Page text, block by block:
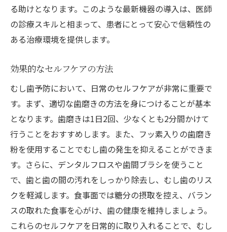
る助けとなります。このような最新機器の導入は、医師
の診療スキルと相まって、患者にとって安心で信頼性の
ある治療環境を提供します。
効果的なセルフケアの方法
むし歯予防において、日常のセルフケアが非常に重要で
す。まず、適切な歯磨きの方法を身につけることが基本
となります。歯磨きは1日2回、少なくとも2分間かけて
行うことをおすすめします。また、フッ素入りの歯磨き
粉を使用することでむし歯の発生を抑えることができま
す。さらに、デンタルフロスや歯間ブラシを使うこと
で、歯と歯の間の汚れをしっかり除去し、むし歯のリス
クを軽減します。食事面では糖分の摂取を控え、バラン
スの取れた食事を心がけ、歯の健康を維持しましょう。
これらのセルフケアを日常的に取り入れることで、むし